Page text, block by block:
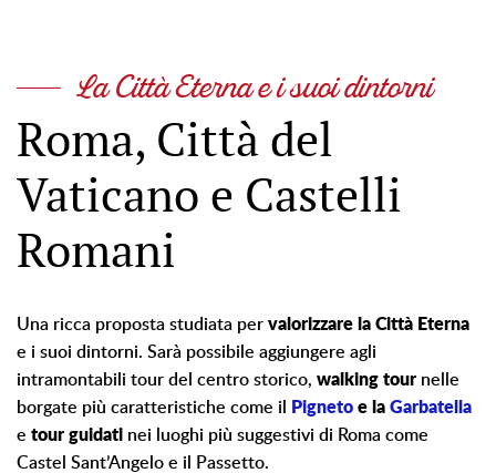
La Città Eterna e i suoi dintorni
Roma, Città del
Vaticano e Castelli
Romani
Una ricca proposta studiata per valorizzare la Città Eterna
e i suoi dintorni. Sarà possibile aggiungere agli
intramontabili tour del centro storico, walking tour nelle
borgate più caratteristiche come il
Pigneto e la Garbatella
e tour guidati nei luoghi più suggestivi di Roma come
Castel Sant’Angelo e il Passetto.